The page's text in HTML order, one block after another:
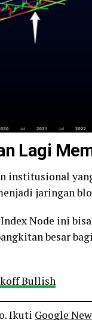
Lagi
institusional
jaringan
Node ini
besar
Bullish
Ikuti Google